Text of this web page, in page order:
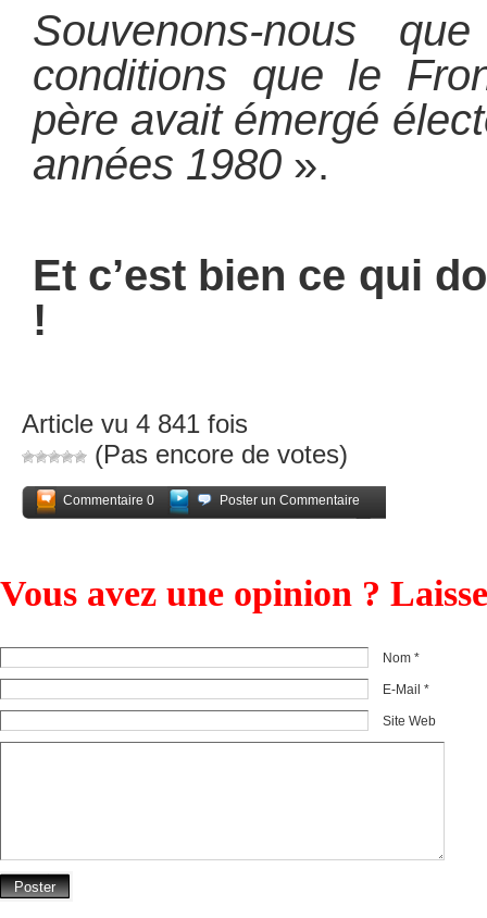
Souvenons-nous
conditions que le
père avait émergé
années 1980 ».
Et c’est bien ce qui
!
Article vu 4 841 fois
(Pas encore de votes)
Commentaire 0
Poster un Commentaire
Vous avez une opinion ?
Nom *
E-Mail *
Site Web